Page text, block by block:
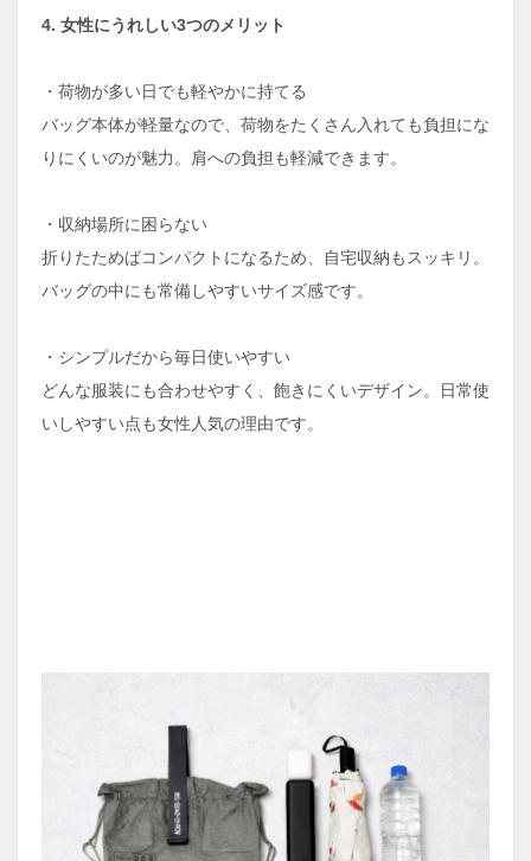
4. 女性にうれしい3つのメリット
・荷物が多い日でも軽やかに持てる
バッグ本体が軽量なので、荷物をたくさん入れても負担にな
りにくいのが魅力。肩への負担も軽減できます。
・収納場所に困らない
折りたためばコンパクトになるため、自宅収納もスッキリ。
バッグの中にも常備しやすいサイズ感です。
・シンプルだから毎日使いやすい
どんな服装にも合わせやすく、飽きにくいデザイン。日常使
いしやすい点も女性人気の理由です。